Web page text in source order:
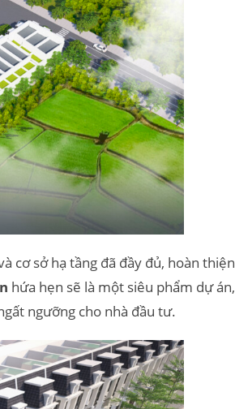
cơ sở hạ tầng đã đầy đủ, hoàn thiện
hứa hẹn sẽ là một siêu phẩm dự án,
ngưỡng cho nhà đầu tư.